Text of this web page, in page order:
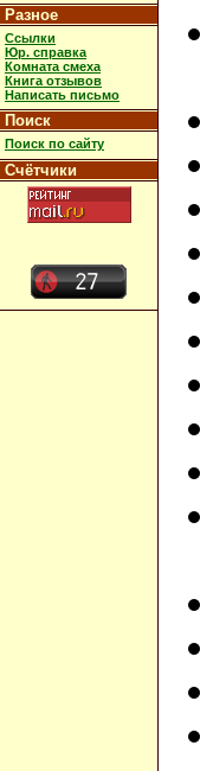
Разное
Ссылки
Юр. справка
Комната смеха
Книга отзывов
Написать письмо
Поиск
Поиск по сайту
Счётчики